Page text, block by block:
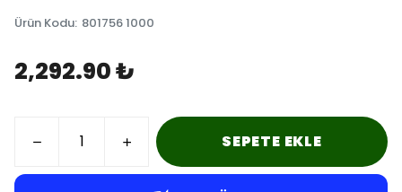
Ürün Kodu: 801756 1000
2,292.90 ₺
SEPETE EKLE